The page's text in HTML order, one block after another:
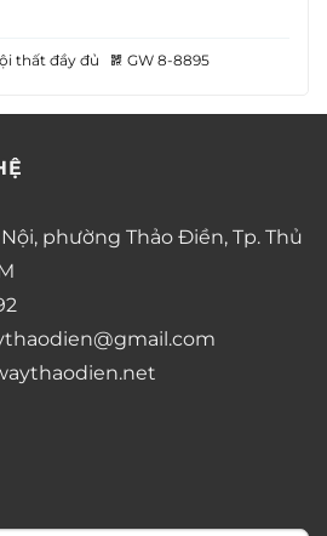
thất đầy đủ GW 8-8895
Nội, phường Thảo Điền, Tp. Thủ